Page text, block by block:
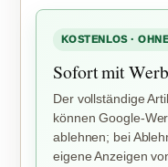
KOSTENLOS ·
Sofort mit
Der vollständige
können Google-
ablehnen; bei
eigene Anzeigen